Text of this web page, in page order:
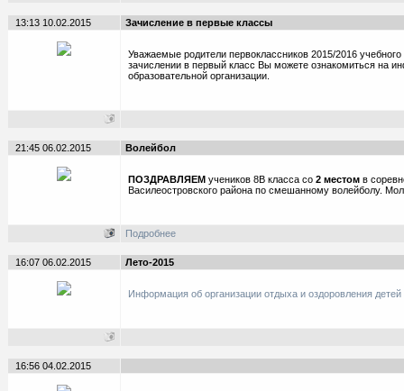
13:13 10.02.2015 Зачисление в первые классы
Уважаемые родители первоклассников 2015/2016
зачислении в первый класс Вы можете ознакомиться на
образовательной организации.
21:45 06.02.2015 Волейбол
ПОЗДРАВЛЯЕМучеников 8В класса со2 местомв
Василеостровского района по смешанному волейболу.
Подробнее
16:07 06.02.2015 Лето-2015
Информация об организации отдыха и оздоровления детей
16:56 04.02.2015